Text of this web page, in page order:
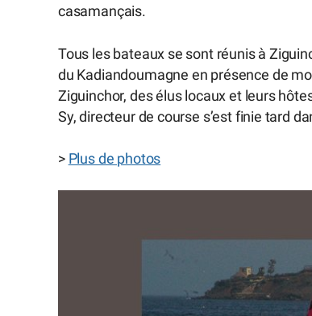
casamançais.
Tous les bateaux se sont réunis à
du Kadiandoumagne en présence de
Ziguinchor, des élus locaux et leurs
Sy, directeur de course s’est finie tard
> Plus de photos